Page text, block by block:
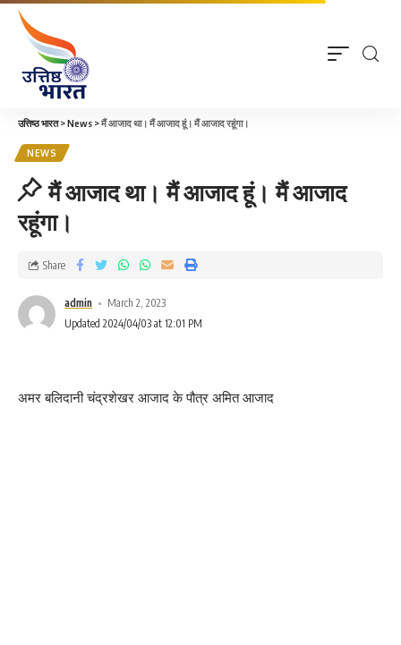
उत्तिष्ठ भारत>News >मैं आजाद था। मैं आजाद हूं। मैं आजाद रहूंगा।
NEWS
मैं आजाद था। मैं आजाद हूं। मैं आजाद
रहूंगा।
admin
March 2, 2023
Updated 2024/04/03 at 12:01 PM
Share
अमर बलिदानी चंद्रशेखर आजाद के पौत्र अमित आजाद